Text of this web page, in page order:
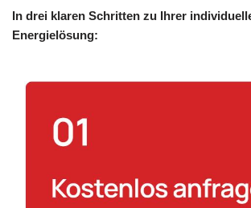
In drei klaren Schritten zu Ihrer
Energielösung: